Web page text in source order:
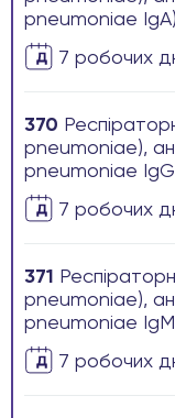
pneumoniae IgA)
7 робочих
370
pneumoniae),
pneumoniae
7 робочих
371
pneumoniae),
pneumoniae
7 робочих